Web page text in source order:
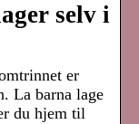
selv i
er
La barna lage
du hjem til